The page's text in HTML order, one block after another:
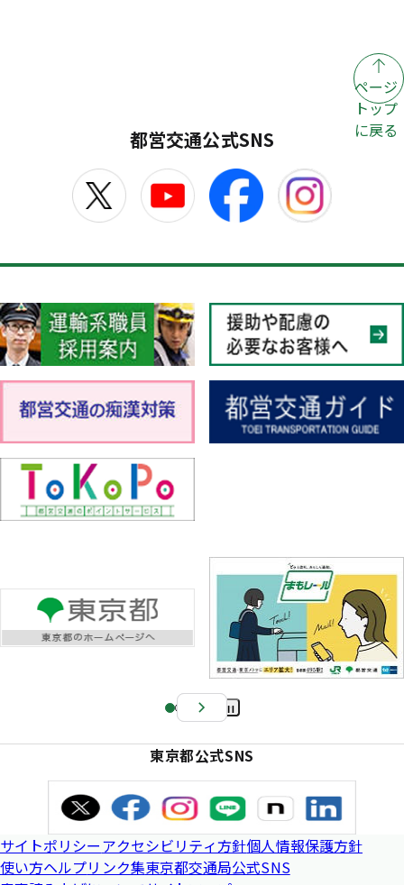
ページ
トップ
に戻る
都営交通公式SNS
Pa
e
東京都公式SNS
サイトポリシーアクセシビリティ方針個人情報保護方針
使い方ヘルプリンク集東京都交通局公式SNS